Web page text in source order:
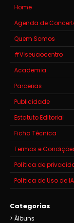
Home
Agenda de
Quem Somos
#Viseuaocentro
Academia
Parcerias
Publicidade
Estatuto Editorial
Ficha Técnica
Termos e
Política de
Política de Uso de IA
Categorias
Álbuns